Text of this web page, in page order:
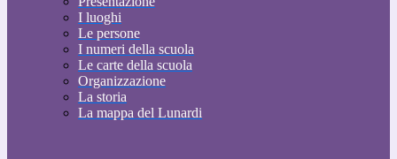
I luoghi
Le persone
I numeri della scuola
Le carte della scuola
Organizzazione
La storia
La mappa del Lunardi